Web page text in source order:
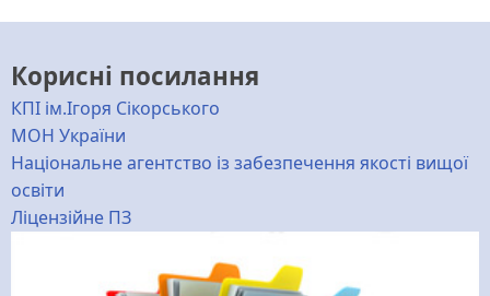
Корисні посилання
КПІ ім.Ігоря Сікорського
МОН України
Національне агентство із забезпечення якості вищої
освіти
Ліцензійне ПЗ